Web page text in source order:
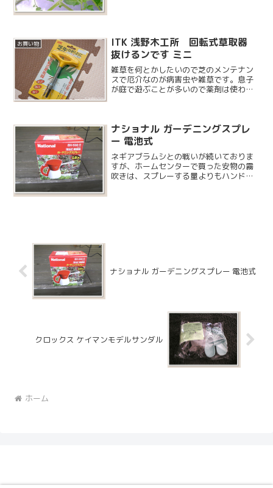
お買い物
ITK 浅野木工所 回転式草取器
抜けるンです ミニ
雑草を何とかしたいので芝のメンテナン
スで厄介なのが病害虫や雑草です。息子
が庭で遊ぶことが多いので薬剤は使わず
ので何か良いものは無いかと...
ナショナル ガーデニングスプレ
ー 電池式
ネギアブラムシとの戦いが続いておりま
すが、ホームセンターで買った安物の霧
吹きは、スプレーする量よりもハンドル
ナショナル ガーデニングスプレー 電池式
クロックス ケイマンモデルサンダル
ホーム